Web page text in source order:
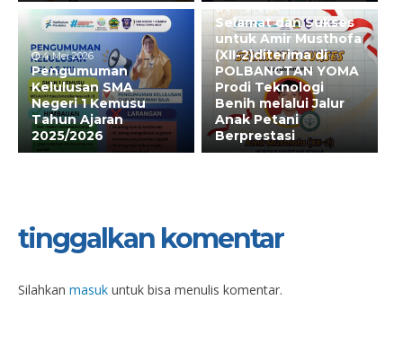
4 Mei 2026
Pengumuman
Kelulusan SMA
Negeri 1 Kemusu
Tahun Ajaran
2025/2026
27 Apr 2026
Selamat dan Sukses
untuk Amir Musthofa
(XII-2)diterima di
POLBANGTAN YOMA
Prodi Teknologi
Benih melalui Jalur
Anak Petani
Berprestasi
tinggalkan komentar
Silahkan masuk untuk bisa menulis komentar.